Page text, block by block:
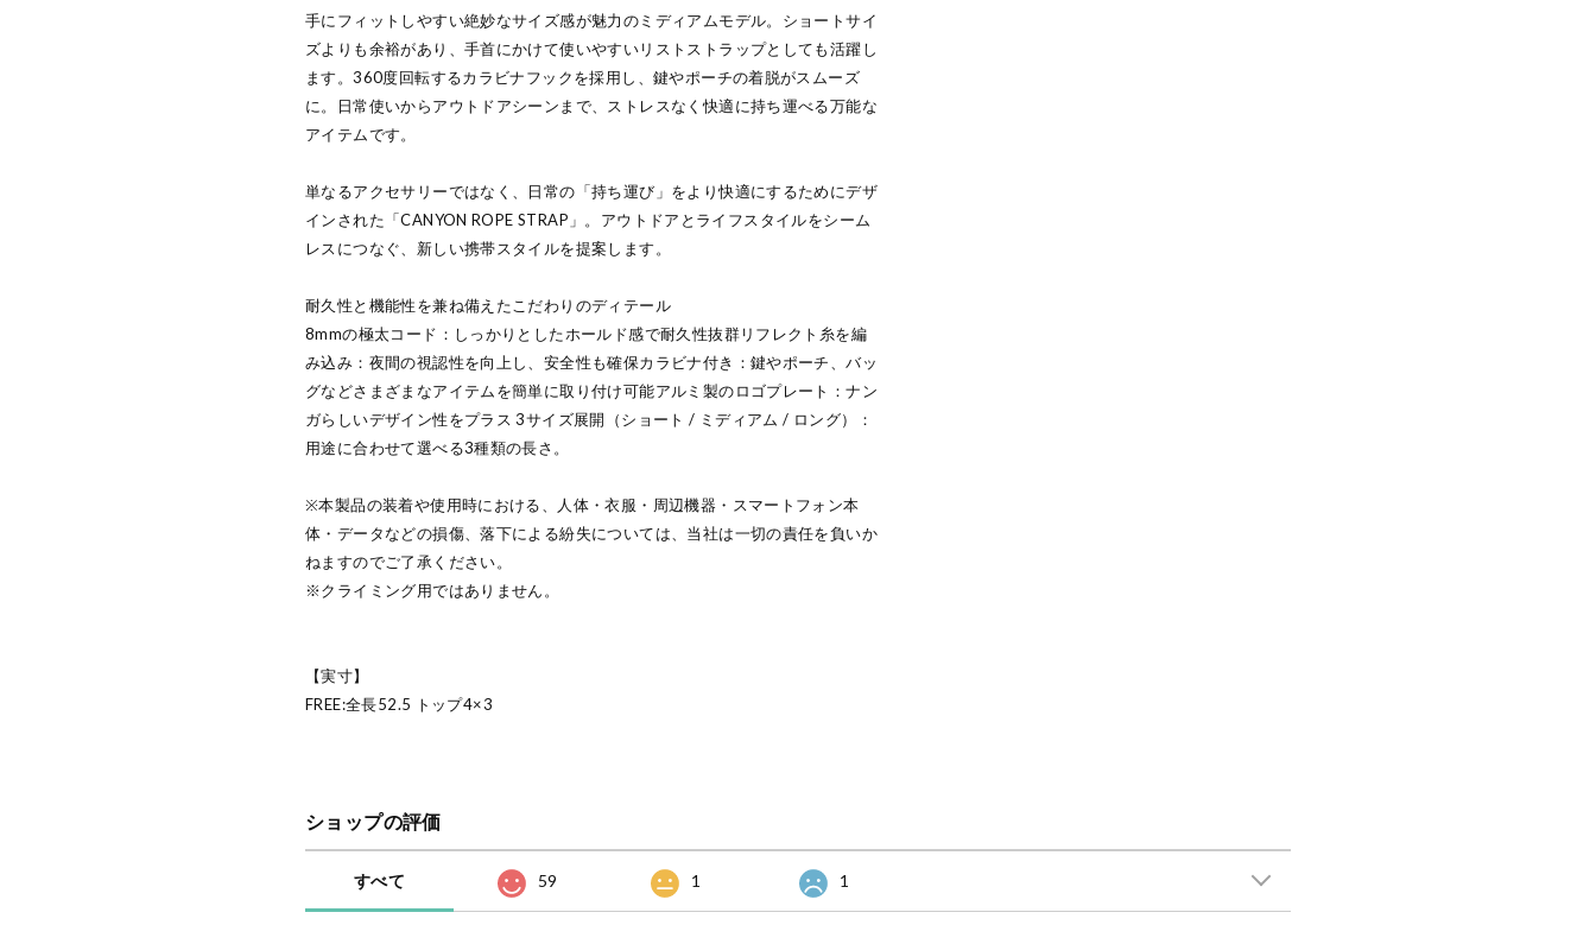
手にフィットしやすい絶妙なサイズ感が魅力のミディアムモデル。ショートサイ
ズよりも余裕があり、手首にかけて使いやすいリストストラップとしても活躍し
ます。360度回転するカラビナフックを採用し、鍵やポーチの着脱がスムーズ
に。日常使いからアウトドアシーンまで、ストレスなく快適に持ち運べる万能な
アイテムです。
単なるアクセサリーではなく、日常の「持ち運び」をより快適にするためにデザ
インされた「CANYON ROPE STRAP」。アウトドアとライフスタイルをシーム
レスにつなぐ、新しい携帯スタイルを提案します。
耐久性と機能性を兼ね備えたこだわりのディテール
8mmの極太コード：しっかりとしたホールド感で耐久性抜群リフレクト糸を編
み込み：夜間の視認性を向上し、安全性も確保カラビナ付き：鍵やポーチ、バッ
グなどさまざまなアイテムを簡単に取り付け可能アルミ製のロゴプレート：ナン
ガらしいデザイン性をプラス 3サイズ展開（ショート / ミディアム / ロング）：
用途に合わせて選べる3種類の長さ。
※本製品の装着や使用時における、人体・衣服・周辺機器・スマートフォン本
体・データなどの損傷、落下による紛失については、当社は一切の責任を負いか
ねますのでご了承ください。
※クライミング用ではありません。
【実寸】
FREE:全長52.5 トップ4×3
ショップの評価
すべて 59 1 1